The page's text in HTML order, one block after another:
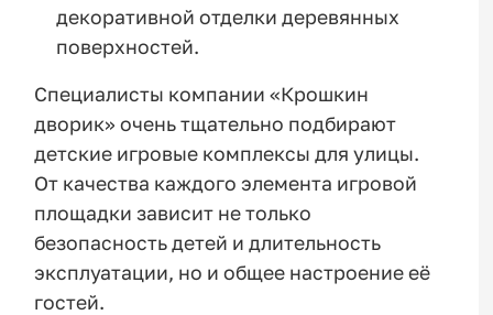
декоративной отделки деревянных
поверхностей.
Специалисты компании «Крошкин
дворик» очень тщательно подбирают
детские игровые комплексы для улицы.
От качества каждого элемента игровой
площадки зависит не только
безопасность детей и длительность
эксплуатации, но и общее настроение её
гостей.